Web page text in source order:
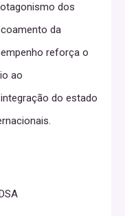
dos
da
reforça o
ao
do estado